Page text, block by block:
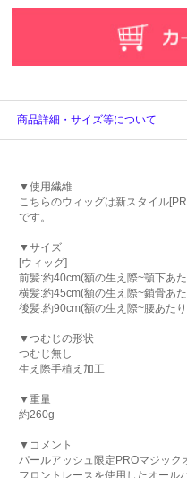
商品詳細・サイズ等について
▼使用繊維
こちらのウィッグは新スタイル
です。
▼サイズ
[ウィッグ]
前髪:約40cm(額の生え際~顎下あ
横髪:約45cm(額の生え際~鎖骨あ
後髪:約90cm(額の生え際~腰あた
▼つむじの形状
つむじ無し
生え際手植え加工
▼重量
約260g
▼コメント
パールアッシュ限定PROマジック
フロントレースを使用したオール